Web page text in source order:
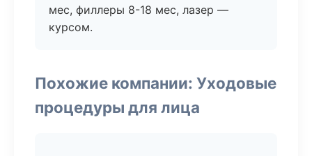
мес, филлеры 8-18 мес, лазер —
курсом.
Похожие компании: Уходовые
процедуры для лица